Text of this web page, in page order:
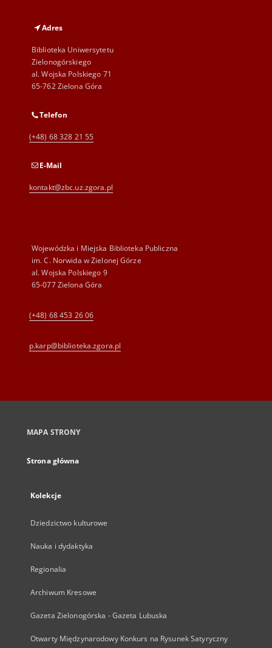
Adres
Biblioteka Uniwersytetu
Zielonogórskiego
al. Wojska Polskiego 71
65-762 Zielona Góra
Telefon
(+48) 68 328 21 55
E-Mail
kontakt@zbc.uz.zgora.pl
Wojewódzka i Miejska Biblioteka Publiczna
im. C. Norwida w Zielonej Górze
al. Wojska Polskiego 9
65-077 Zielona Góra
(+48) 68 453 26 06
p.karp@biblioteka.zgora.pl
MAPA STRONY
Strona główna
Kolekcje
Dziedzictwo kulturowe
Nauka i dydaktyka
Regionalia
Archiwum Kresowe
Gazeta Zielonogórska - Gazeta Lubuska
Otwarty Międzynarodowy Konkurs na Rysunek Satyryczny